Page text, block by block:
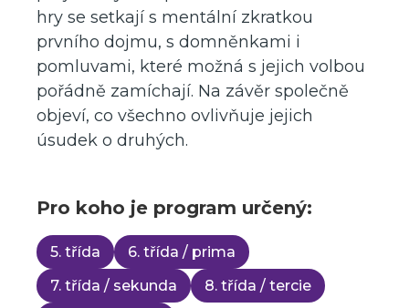
hry se setkají s mentální zkratkou
prvního dojmu, s domněnkami i
pomluvami, které možná s jejich volbou
pořádně zamíchají. Na závěr společně
objeví, co všechno ovlivňuje jejich
úsudek o druhých.
Pro koho je program určený:
5. třída
6. třída / prima
7. třída / sekunda
8. třída / tercie